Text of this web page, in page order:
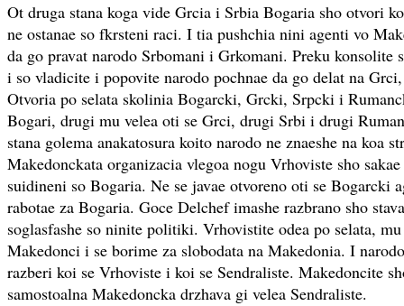
Ot druga stana koga vide Grcia i Srbia Bogaria sho otvori
ne ostanae so fkrsteni raci. I tia pushchia nini agenti vo
da go pravat narodo Srbomani i Grkomani. Preku konsolite
i so vladicite i popovite narodo pochnae da go delat na
Otvoria po selata skolinia Bogarcki, Grcki, Srpcki i
Bogari, drugi mu velea oti se Grci, drugi Srbi i drugi
stana golema anakatosura koito narodo ne znaeshe na koa
Makedonckata organizacia vlegoa nogu Vrhoviste sho
suidineni so Bogaria. Ne se javae otvoreno oti se Bogarcki
rabotae za Bogaria. Goce Delchef imashe razbrano sho
soglasfashe so ninite politiki. Vrhovistite odea po selata,
Makedonci i se borime za slobodata na Makedonia. I
razberi koi se Vrhoviste i koi se Sendraliste. Makedoncite
samostoalna Makedoncka drzhava gi velea Sendraliste.